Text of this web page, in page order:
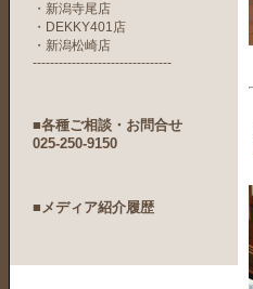
・ 新潟寺尾店
・ DEKKY401店
・新潟松崎店
--------------------------------
■各種ご相談・お問合せ
025-250-9150
■メディア紹介履歴